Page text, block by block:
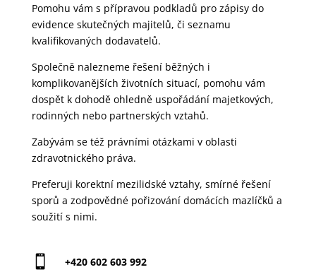
Pomohu vám s přípravou podkladů pro zápisy do
evidence skutečných majitelů, či seznamu
kvalifikovaných dodavatelů.
Společně nalezneme řešení běžných i
komplikovanějších životních situací, pomohu vám
dospět k dohodě ohledně uspořádání majetkových,
rodinných nebo partnerských vztahů.
Zabývám se též právními otázkami v oblasti
zdravotnického práva.
Preferuji korektní mezilidské vztahy, smírné řešení
sporů a zodpovědné pořizování domácích mazlíčků a
soužití s nimi.
 +420 602 603 992